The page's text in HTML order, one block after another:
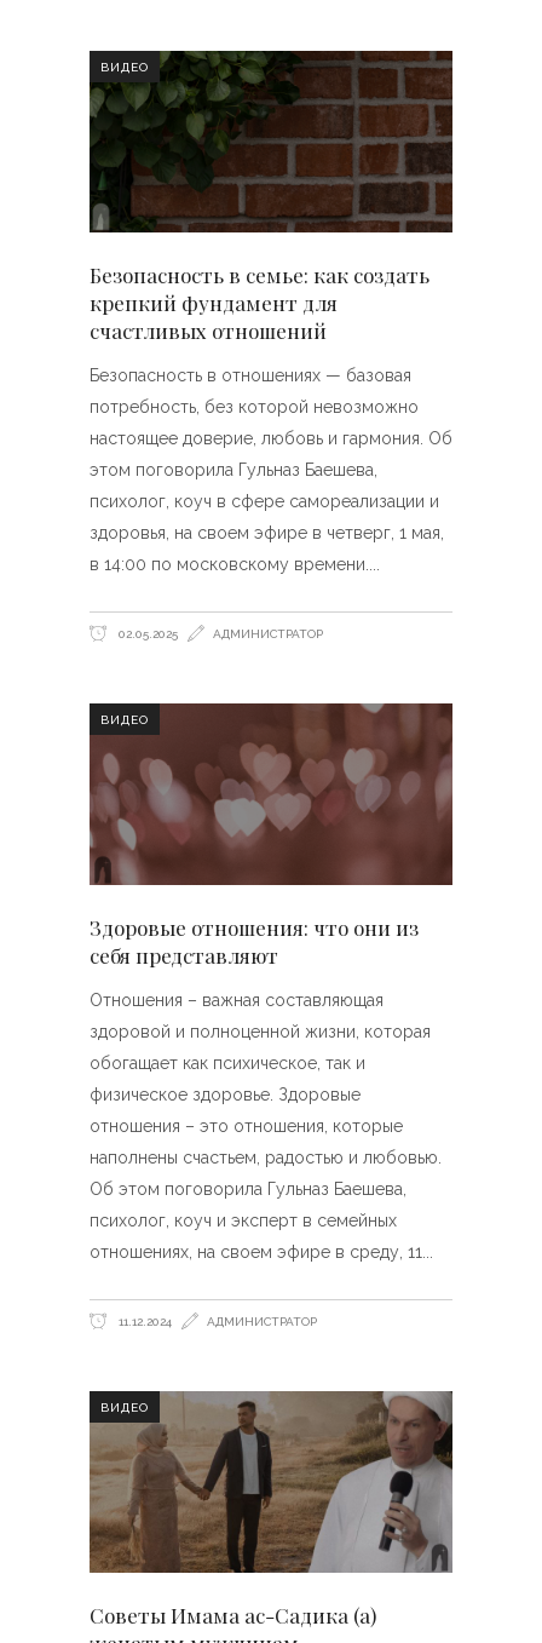
ВИДЕО
Безопасность в семье: как создать
крепкий фундамент для
счастливых отношений
Безопасность в отношениях — базовая
потребность, без которой невозможно
настоящее доверие, любовь и гармония. Об
этом поговорила Гульназ Баешева,
психолог, коуч в сфере самореализации и
здоровья, на своем эфире в четверг, 1 мая,
в 14:00 по московскому времени.
02.05.2025 АДМИНИСТРАТОР
ВИДЕО
Здоровые отношения: что они из
себя представляют
Отношения – важная составляющая
здоровой и полноценной жизни, которая
обогащает как психическое, так и
физическое здоровье. Здоровые
отношения – это отношения, которые
наполнены счастьем, радостью и любовью.
Об этом поговорила Гульназ Баешева,
психолог, коуч и эксперт в семейных
отношениях, на своем эфире в среду, 11
11.12.2024 АДМИНИСТРАТОР
ВИДЕО
Советы Имама ас-Садика (а)